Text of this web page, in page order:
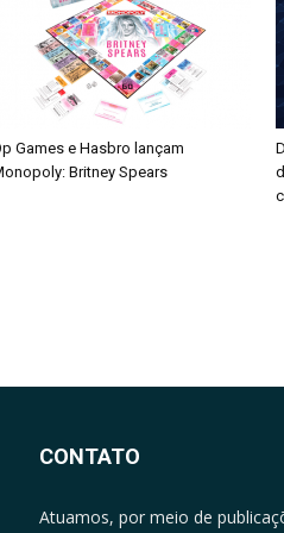
Games e Hasbro lançam
Britney Spears
CONTATO
Atuamos, por meio de